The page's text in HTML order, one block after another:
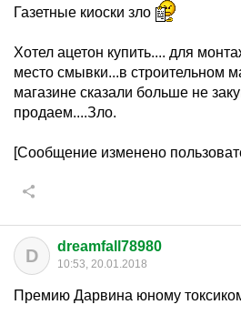
Газетные киоски зло
Хотел ацетон купить.... для
место смывки...в строительном
магазине сказали больше не
продаем....Зло.
[Сообщение изменено
D dreamfall78980
10:53, 20.01.2018
Премию Дарвина юному